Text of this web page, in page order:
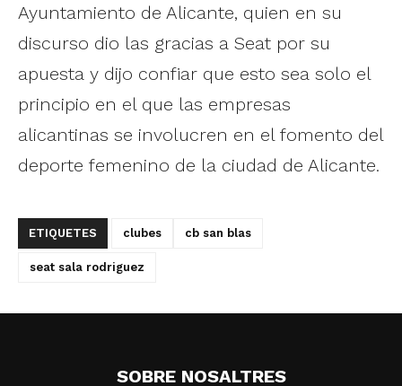
Ayuntamiento de Alicante, quien en su
discurso dio las gracias a Seat por su
apuesta y dijo confiar que esto sea solo el
principio en el que las empresas
alicantinas se involucren en el fomento del
deporte femenino de la ciudad de Alicante.
ETIQUETES clubes cb san blas
seat sala rodriguez
SOBRE NOSALTRES